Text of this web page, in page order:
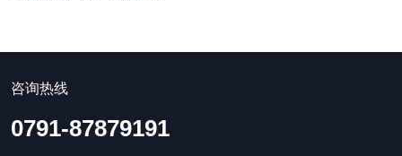
咨询热线
0791-87879191